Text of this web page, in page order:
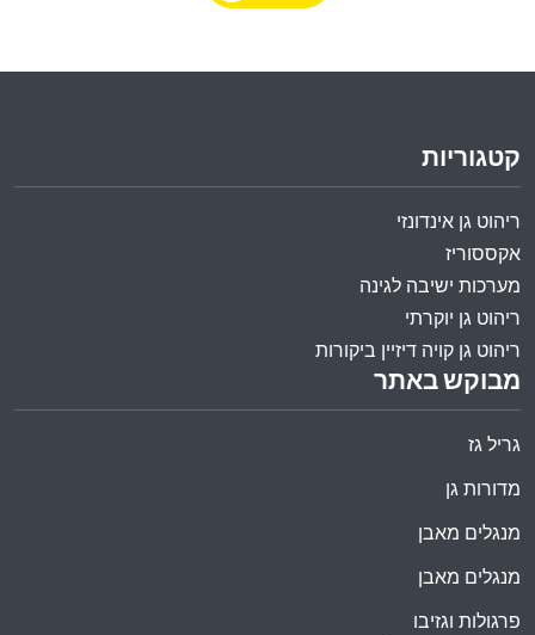
מבוקש באתר
גריל גז
מדורות גן
מנגלים מאבן
מנגלים מאבן
פרגולות וגזיבו
קטגוריות
ריהוט גן אינדונזי
אקססוריז
מערכות ישיבה לגינה
ריהוט גן יוקרתי
ריהוט גן קויה דיזיין ביקורות